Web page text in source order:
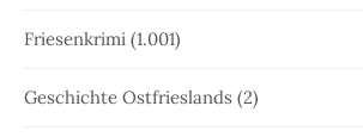
Friesenkrimi (1.001)
Geschichte Ostfrieslands (2)